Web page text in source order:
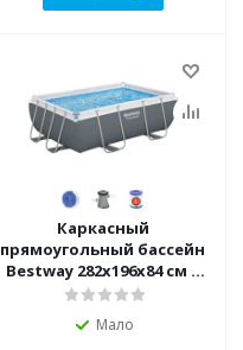
Каркасный
прямоугольный бассейн
Bestway 282х196х84 см +
фильтр-насос 1249 л/ч
Мало